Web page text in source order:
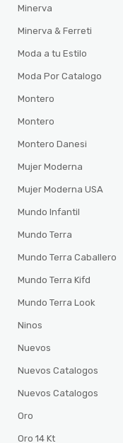
Minerva
Minerva & Ferreti
Moda a tu Estilo
Moda Por Catalogo
Montero
Montero
Montero Danesi
Mujer Moderna
Mujer Moderna USA
Mundo Infantil
Mundo Terra
Mundo Terra Caballero
Mundo Terra Kifd
Mundo Terra Look
Ninos
Nuevos
Nuevos Catalogos
Nuevos Catalogos
Oro
Oro 14 Kt